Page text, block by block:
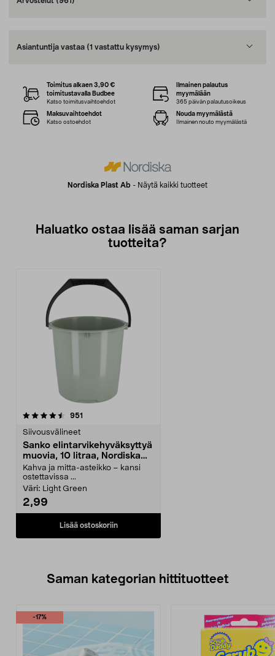
Asiantuntija vastaa (1 vastattu kysymys)
Nordiska Plast Ab - Näytä kaikki tuotteet
Toimitus alkaen 3,90 €
toimitustavalla Budbee
Katso toimitusvaihtoehdot
Ilmainen palautus
myymälään
365 päivän palautusoikeus
Maksuvaihtoehdot
Katso ostoehdot
Nouda myymälästä
Ilmainen nouto myymälästä
Haluatko ostaa lisää saman sarjan
tuotteita?
951
Siivousvälineet
Sanko elintarvikehyväksyttyä
muovia, 10 litraa, Nordiska
plast
Kahva ja mitta-asteikko – kansi
ostettavissa ...
Väri: Light Green
2,99
Lisää ostoskoriin
Saman kategorian hittituotteet
-17%